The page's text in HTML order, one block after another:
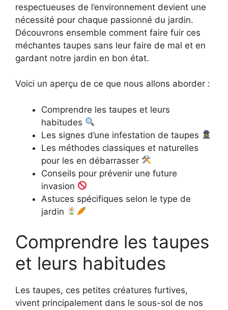
respectueuses de l’environnement devient une
nécessité pour chaque passionné du jardin.
Découvrons ensemble comment faire fuir ces
méchantes taupes sans leur faire de mal et en
gardant notre jardin en bon état.
Voici un aperçu de ce que nous allons aborder :
Comprendre les taupes et leurs
habitudes
Les signes d’une infestation de taupes
Les méthodes classiques et naturelles
pour les en débarrasser
Conseils pour prévenir une future
invasion
Astuces spécifiques selon le type de
jardin
Comprendre les taupes
et leurs habitudes
Les taupes, ces petites créatures furtives,
vivent principalement dans le sous-sol de nos